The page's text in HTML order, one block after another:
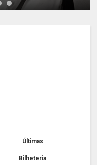
Últimas
Bilheteria